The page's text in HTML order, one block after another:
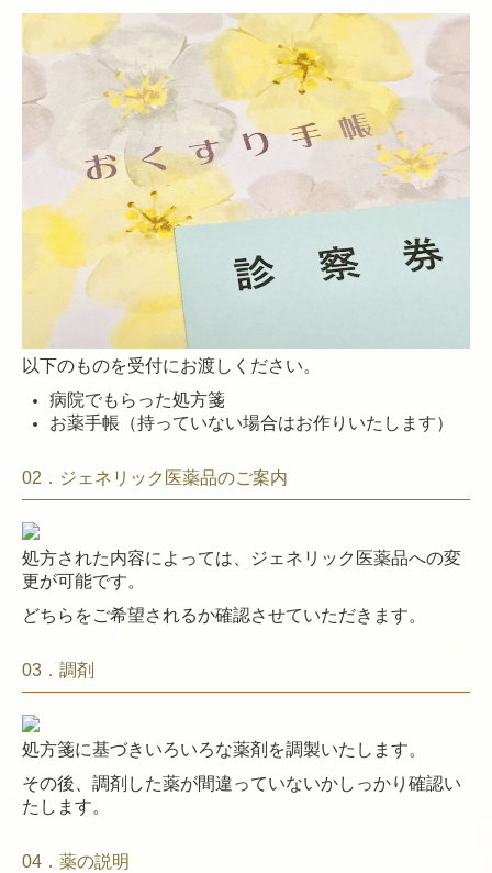
以下のものを受付にお渡しください。
病院でもらった処方箋
お薬手帳（持っていない場合はお作りいたします）
02．ジェネリック医薬品のご案内
処方された内容によっては、ジェネリック医薬品への変
更が可能です。
どちらをご希望されるか確認させていただきます。
03．調剤
処方箋に基づきいろいろな薬剤を調製いたします。
その後、調剤した薬が間違っていないかしっかり確認い
たします。
04．薬の説明